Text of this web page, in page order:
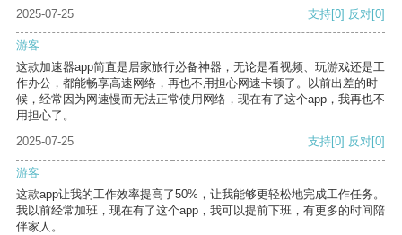
2025-07-25
支持[0] 反对[0]
游客
这款加速器app简直是居家旅行必备神器，无论是看视频、玩游戏还是工
作办公，都能畅享高速网络，再也不用担心网速卡顿了。以前出差的时
候，经常因为网速慢而无法正常使用网络，现在有了这个app，我再也不
用担心了。
2025-07-25
支持[0] 反对[0]
游客
这款app让我的工作效率提高了50%，让我能够更轻松地完成工作任务。
我以前经常加班，现在有了这个app，我可以提前下班，有更多的时间陪
伴家人。